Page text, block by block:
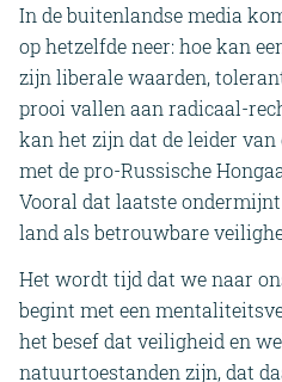
In de buitenlandse media
op hetzelfde neer: hoe kan
zijn liberale waarden,
prooi vallen aan radicaal-
kan het zijn dat de leider
met de pro-Russische
Vooral dat laatste
land als betrouwbare
Het wordt tijd dat we naar
begint met een
het besef dat veiligheid en
natuurtoestanden zijn, dat